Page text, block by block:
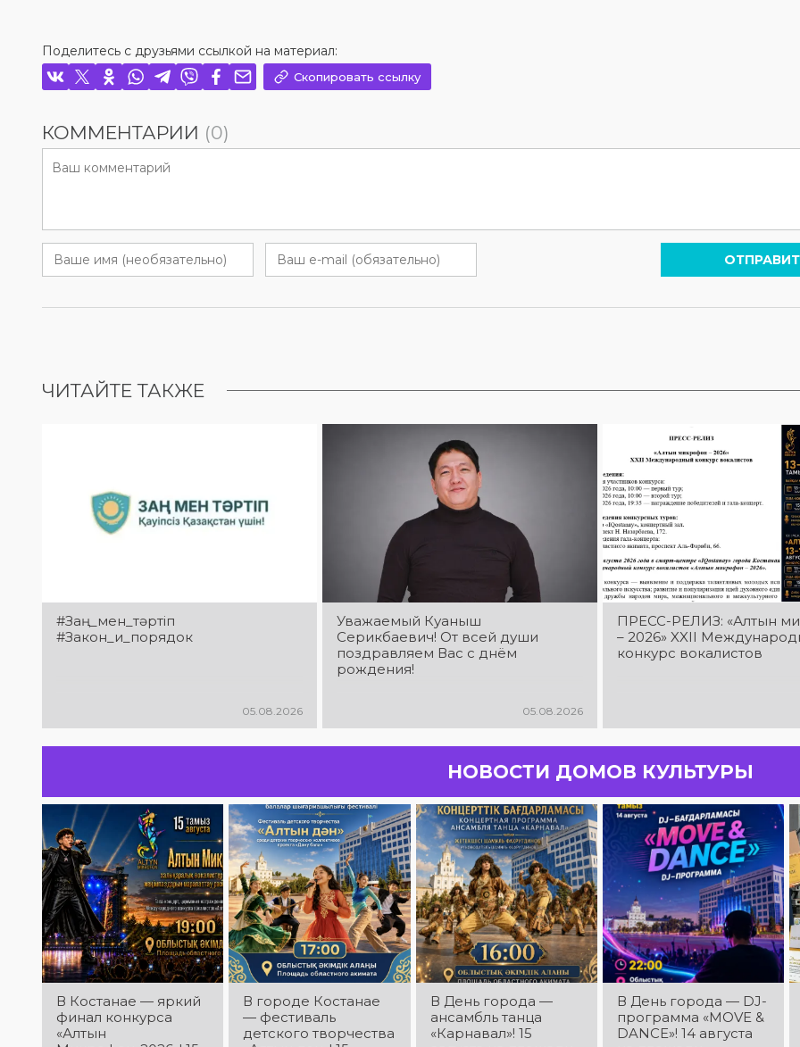
Поделитесь с друзьями ссылкой на материал:
Скопировать ссылку
КОММЕНТАРИИ (0)
ЧИТАЙТЕ ТАКЖЕ
#Заң_мен_тәртіп
#Закон_и_порядок
05.08.2026
Уважаемый Куаныш
Серикбаевич! От всей души
поздравляем Вас с днём
рождения!
05.08.2026
ПРЕСС-РЕЛИЗ: «Алтын
– 2026» XXIІ
конкурс вокалистов
НОВОСТИ ДОМОВ КУЛЬТУРЫ
В Костанае — яркий
финал конкурса
«Алтын
В городе Костанае
— фестиваль
детского творчества
В День города —
ансамбль танца
«Карнавал»! 15
В День города — DJ-
программа «MOVE &
DANCE»! 14 августа